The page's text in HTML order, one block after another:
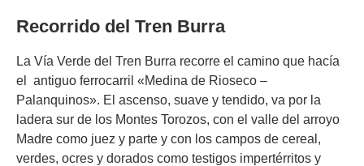
Recorrido del Tren Burra
La Vía Verde del Tren Burra recorre el camino que hacía
el antiguo ferrocarril «Medina de Rioseco –
Palanquinos». El ascenso, suave y tendido, va por la
ladera sur de los Montes Torozos, con el valle del arroyo
Madre como juez y parte y con los campos de cereal,
verdes, ocres y dorados como testigos impertérritos y